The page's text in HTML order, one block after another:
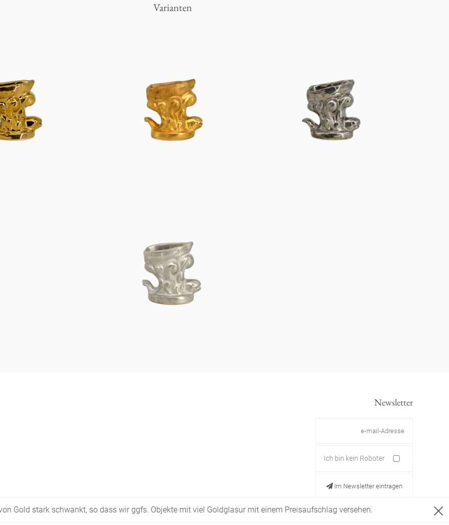
Figuren
Berliner Duft
Varianten
Newsletter
Ich bin kein Roboter
Im Newsletter eintragen
Gold stark schwankt, so dass wir ggfs. Objekte mit viel Goldglasur mit einem Preisaufschlag versehen.